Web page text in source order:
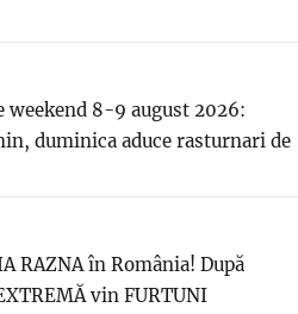
weekend 8-9 august 2026:
duminica aduce rasturnari de
RAZNA în România! După
vin FURTUNI